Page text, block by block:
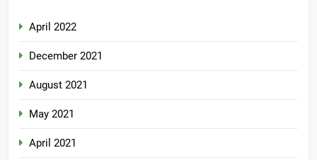
April 2022
December 2021
August 2021
May 2021
April 2021